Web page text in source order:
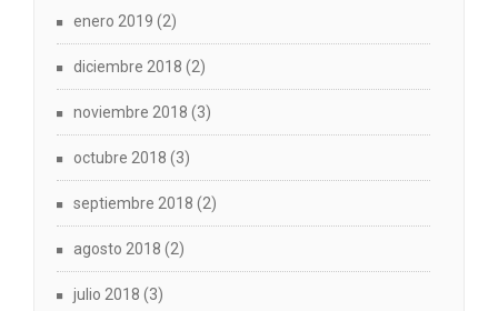
enero 2019 (2)
diciembre 2018 (2)
noviembre 2018 (3)
octubre 2018 (3)
septiembre 2018 (2)
agosto 2018 (2)
julio 2018 (3)